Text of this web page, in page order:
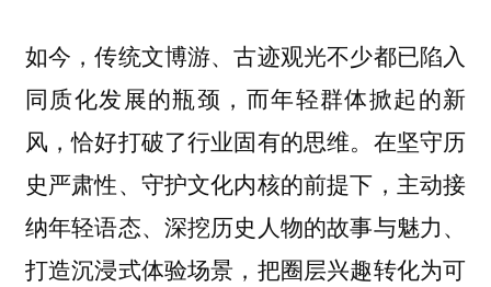
如今，传统文博游、古迹观光不少都已陷入
同质化发展的瓶颈，而年轻群体掀起的新
风，恰好打破了行业固有的思维。在坚守历
史严肃性、守护文化内核的前提下，主动接
纳年轻语态、深挖历史人物的故事与魅力、
打造沉浸式体验场景，把圈层兴趣转化为可